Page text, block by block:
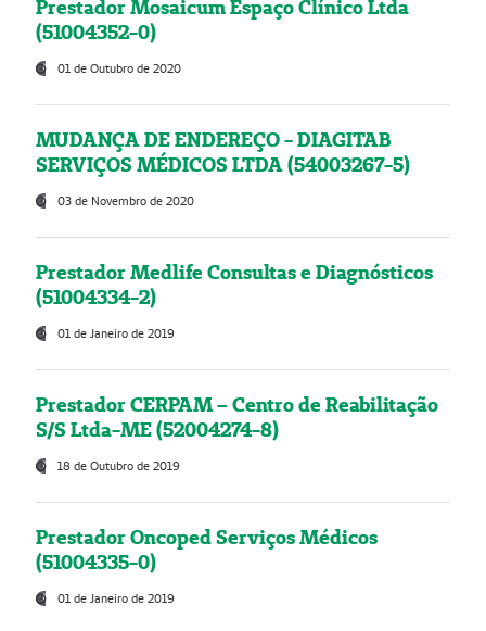
Prestador Mosaicum Espaço Clínico Ltda
(51004352-0)
01 de Outubro de 2020
MUDANÇA DE ENDEREÇO - DIAGITAB
SERVIÇOS MÉDICOS LTDA (54003267-5)
03 de Novembro de 2020
Prestador Medlife Consultas e Diagnósticos
(51004334-2)
01 de Janeiro de 2019
Prestador CERPAM – Centro de Reabilitação
S/S Ltda-ME (52004274-8)
18 de Outubro de 2019
Prestador Oncoped Serviços Médicos
(51004335-0)
01 de Janeiro de 2019